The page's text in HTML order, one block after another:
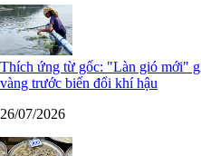
Thích ứng từ gốc: "Làn gió mới"
vàng trước biến đổi khí hậu
26/07/2026